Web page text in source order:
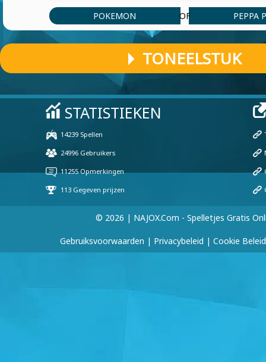
POKEMON OF PEPPA
TONEELSTUK
© 2026 | NAJOX.com - Spelletjes Gratis
Gebruiksvoorwaarden | Privacybeleid | Cookie Beleid